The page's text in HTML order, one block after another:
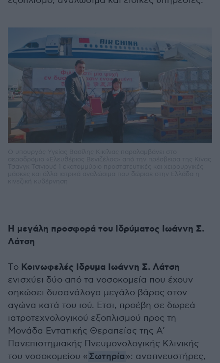
Η μεγάλη προσφορά του Ιδρύματος Ιωάννη Σ.
Λάτση
Tο Κοινωφελές Ιδρυμα Ιωάννη Σ. Λάτση
ενισχύει δύο από τα νοσοκομεία που έχουν
σηκώσει δυσανάλογα μεγάλο βάρος στον
αγώνα κατά του ιού. Ετσι, προέβη σε δωρεά
ιατροτεχνολογικού εξοπλισμού προς τη
Μονάδα Εντατικής Θεραπείας της Α’
Πανεπιστημιακής Πνευμονολογικής Κλινικής
του νοσοκομείου « Σωτηρία»: αναπνευστήρες,